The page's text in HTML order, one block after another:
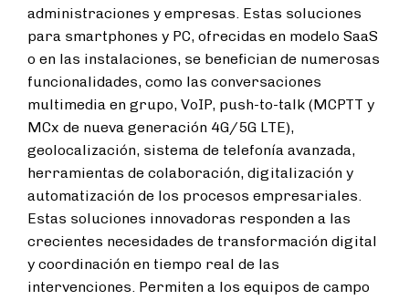
administraciones y empresas. Estas soluciones
para smartphones y PC, ofrecidas en modelo SaaS
o en las instalaciones, se benefician de numerosas
funcionalidades, como las conversaciones
multimedia en grupo, VoIP, push-to-talk (MCPTT y
MCx de nueva generación 4G/5G LTE),
geolocalización, sistema de telefonía avanzada,
herramientas de colaboración, digitalización y
automatización de los procesos empresariales.
Estas soluciones innovadoras responden a las
crecientes necesidades de transformación digital
y coordinación en tiempo real de las
intervenciones. Permiten a los equipos de campo